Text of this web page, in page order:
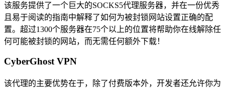
该服务提供了一个巨大的SOCKS5代理服务器，并在一份优秀
且易于阅读的指南中解释了如何为被封锁网站设置正确的配
置。超过1300个服务器在75个以上的位置将帮助你在线解除任
何可能被封锁的网站，而无需任何额外下载！
CyberGhost VPN
该代理的主要优势在于，除了付费版本外，开发者还允许你为